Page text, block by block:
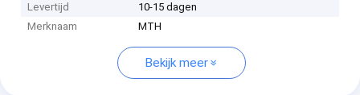
Levertijd
10-15 dagen
Merknaam
MTH
Bekijk meer